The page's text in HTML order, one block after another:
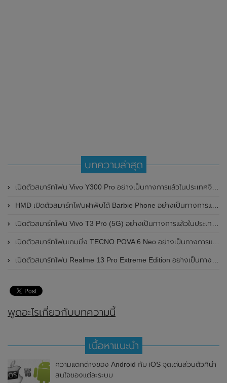
บทความล่าสุด
เปิดตัวสมาร์ทโฟน Vivo Y300 Pro อย่างเป็นทางการแล้วในประเทศจีน มาพร้อมดีไซน์พรีเมี่ยม ทนทาน และแบตเตอรี่สุดอึดขนาดใหญ่ 6,500mAh พร้อมรองรับการชาร์จไว 80W
HMD เปิดตัวสมาร์ทโฟนฝาพับได้ Barbie Phone อย่างเป็นทางการแล้ว มาพร้อมธีมสีชมพูสดใส
เปิดตัวสมาร์ทโฟน Vivo T3 Pro (5G) อย่างเป็นทางการแล้วในประเทศอินเดีย
เปิดตัวสมาร์ทโฟนเกมมิ่ง TECNO POVA 6 Neo อย่างเป็นทางการแล้วในประเทศไทย ในราคา 8,499 บาท
เปิดตัวสมาร์ทโฟน Realme 13 Pro Extreme Edition อย่างเป็นทางการแล้วในประเทศจีน
พูดอะไรเกี่ยวกับบทความนี้
เนื้อหาแนะนำ
ความแตกต่างของ Android กับ iOS จุดเด่นส่วนตัวที่น่า
สนใจของแต่ละระบบ